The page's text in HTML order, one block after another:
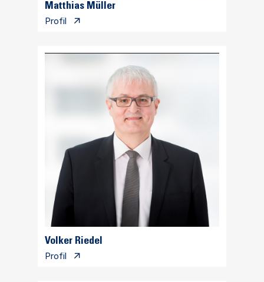
Matthias Müller
Profil
Volker Riedel
Profil